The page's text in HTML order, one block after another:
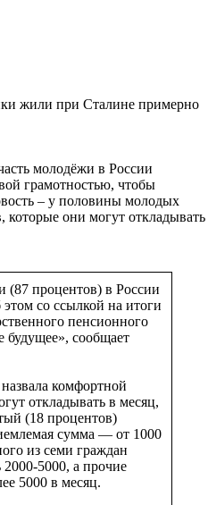
жили при Сталине примерно
молодёжи в России
грамотностью, чтобы
– у половины молодых
которые они могут откладывать
(87 процентов) в России
со ссылкой на итоги
пенсионного
сообщает
комфортной
откладывать в месяц,
(18 процентов)
сумма — от 1000
из семи граждан
5000, а прочие
5000 в месяц.